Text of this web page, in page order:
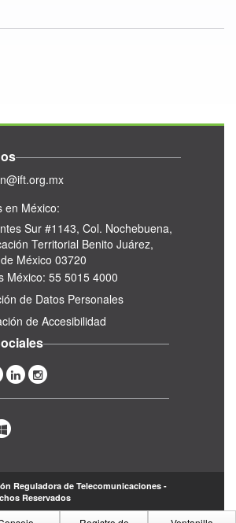
en México:
Sur #1143, Col. Nochebuena,
Territorial Benito Juárez,
México 03720
México: 55 5015 4000
de Datos Personales
de Accesibilidad
Reguladora de Telecomunicaciones -
Reservados